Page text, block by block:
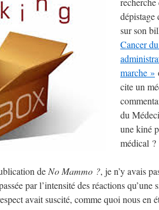
dépistage
sur son
Cancer
marche »
cite un
du
une kiné
médical ?
de No Mammo ?, je n’y avais
par l’intensité des réactions qu’une
avait suscité, comme quoi nous